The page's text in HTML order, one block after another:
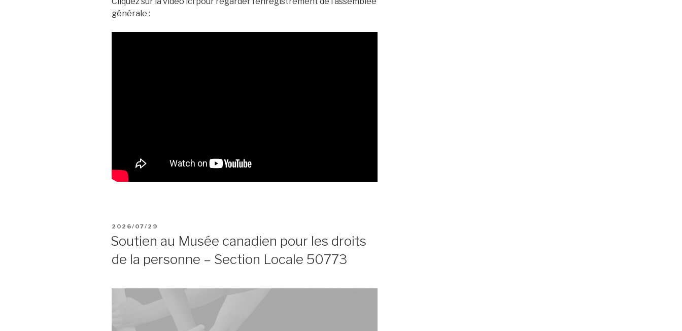
générale :
POSTED
ON
2026/07/29
Soutien au Musée canadien pour les droits
de la personne – Section Locale 50773